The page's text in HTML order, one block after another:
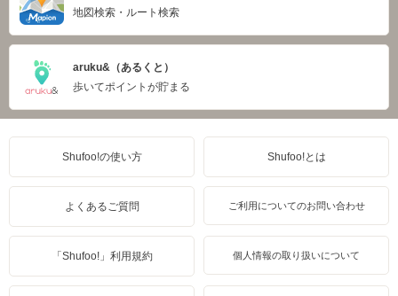
地図検索・ルート検索
aruku&（あるくと）
歩いてポイントが貯まる
Shufoo!の使い方 Shufoo!とは
よくあるご質問 ご利用についてのお問い合わせ
「Shufoo!」利用規約 個人情報の取り扱いについて